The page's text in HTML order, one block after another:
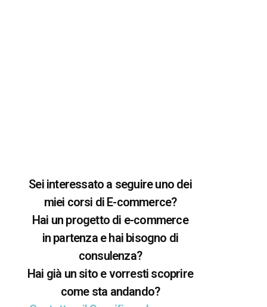
Sei interessato a seguire uno dei
miei corsi di E-commerce?
Hai un progetto di e-commerce
in partenza e hai bisogno di
consulenza?
Hai già un sito e vorresti scoprire
come sta andando?